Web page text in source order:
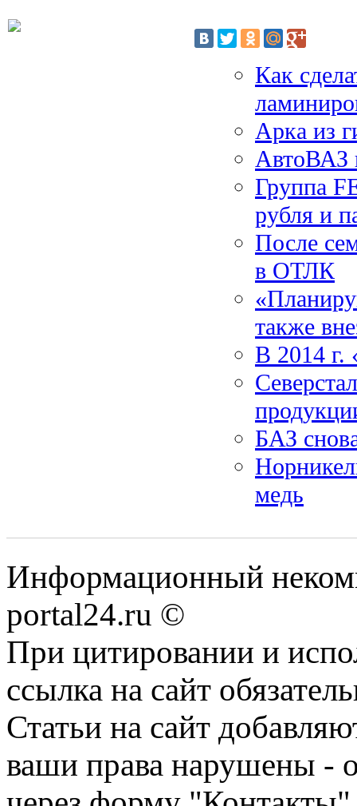
Как
Арка из
АвтоВАЗ
Группа
рубля и
После
в ОТЛК
также
В 2014 г.
БАЗ
медь
Информационный
portal24.ru ©
При цитировании и
ссылка на сайт
Статьи на сайт
ваши права нарушены -